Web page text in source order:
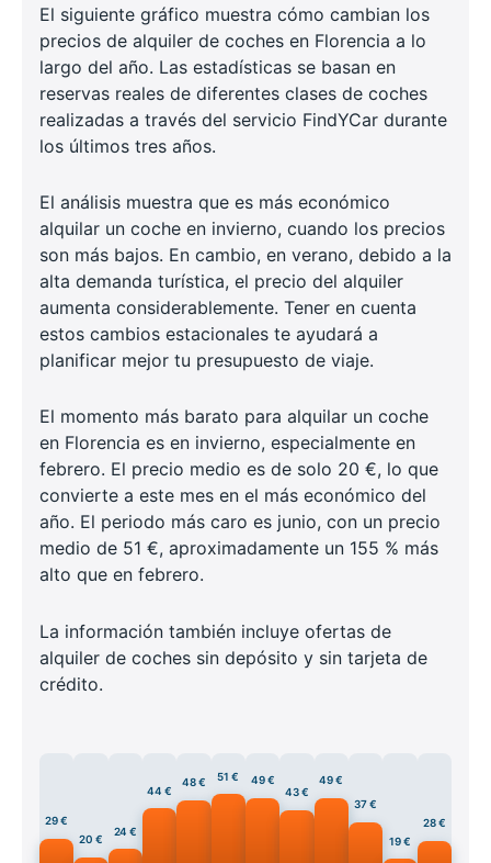
El siguiente gráfico muestra cómo cambian los
precios de alquiler de coches en Florencia a lo
largo del año. Las estadísticas se basan en
reservas reales de diferentes clases de coches
realizadas a través del servicio FindYCar durante
los últimos tres años.
El análisis muestra que es más económico
alquilar un coche en invierno, cuando los precios
son más bajos. En cambio, en verano, debido a la
alta demanda turística, el precio del alquiler
aumenta considerablemente. Tener en cuenta
estos cambios estacionales te ayudará a
planificar mejor tu presupuesto de viaje.
El momento más barato para alquilar un coche
en Florencia es en invierno, especialmente en
febrero. El precio medio es de solo 20 €, lo que
convierte a este mes en el más económico del
año. El periodo más caro es junio, con un precio
medio de 51 €, aproximadamente un 155 % más
alto que en febrero.
La información también incluye ofertas de
alquiler de coches sin depósito y sin tarjeta de
crédito.
29 €
20 €
24 €
44 €
48 €
51 € 49 €
43 €
49 €
37 €
19 €
28 €